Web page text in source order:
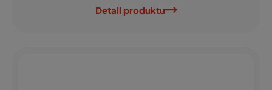
Detail produktu